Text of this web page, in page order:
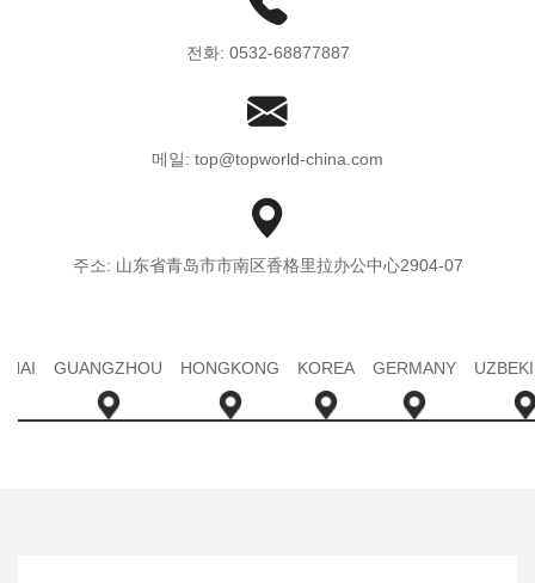
전화: 0532-68877887
메일: top@topworld-china.com
주소: 山东省青岛市市南区香格里拉办公中心2904-07
GUANGZHOU HONGKONG KOREA GERMANY